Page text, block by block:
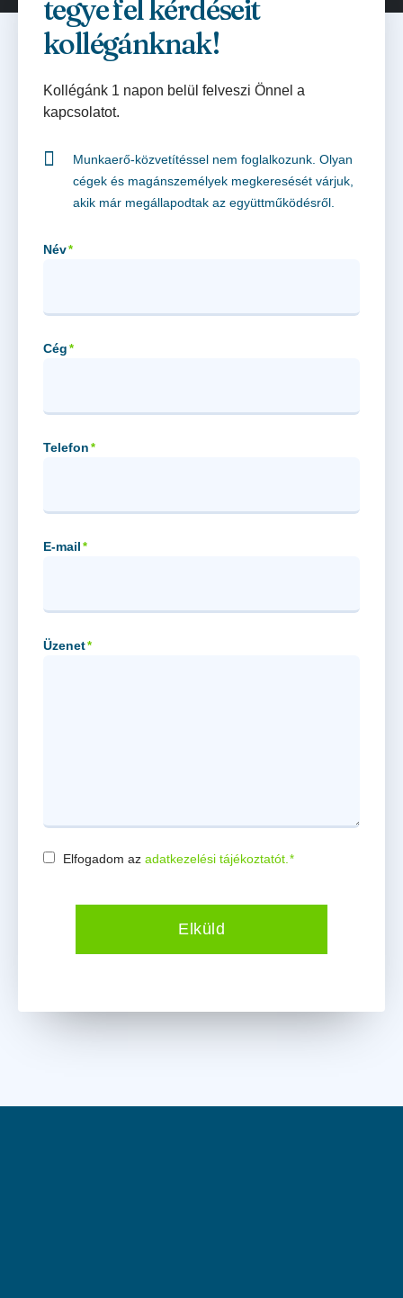
tegye fel kérdéseit
kollégánknak!
Kollégánk 1 napon belül felveszi Önnel a
kapcsolatot.
Munkaerő-közvetítéssel nem foglalkozunk. Olyan
cégek és magánszemélyek megkeresését várjuk,
akik már megállapodtak az együttműködésről.
Név*
Cég *
Telefon *
E-mail *
Üzenet*
Consent*
Elfogadom az adatkezelési tájékoztatót. *
Elküld